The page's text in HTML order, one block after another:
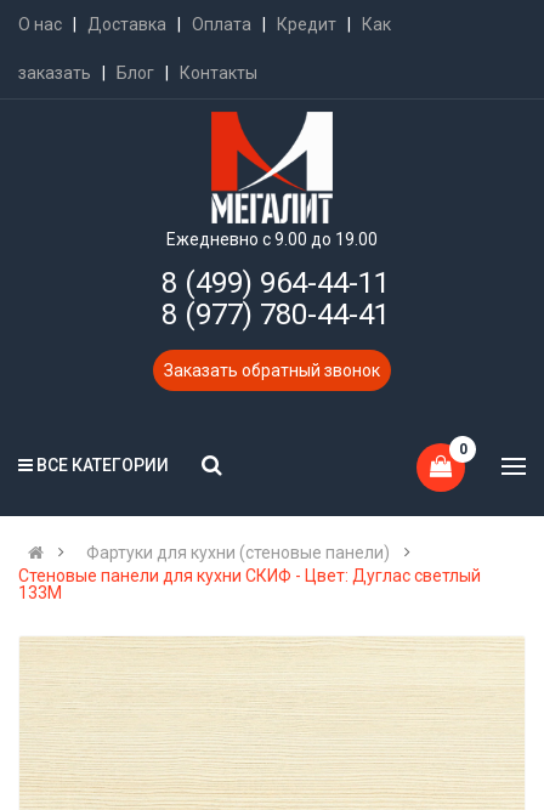
О нас Доставка Оплата Кредит Как
заказать Блог Контакты
Ежедневно с 9.00 до 19.00
8 (499) 964-44-11
8 (977) 780-44-41
Заказать обратный звонок
ВСЕ КАТЕГОРИИ
0
Фартуки для кухни (стеновые панели)
Стеновые панели для кухни СКИФ - Цвет: Дуглас светлый
133М